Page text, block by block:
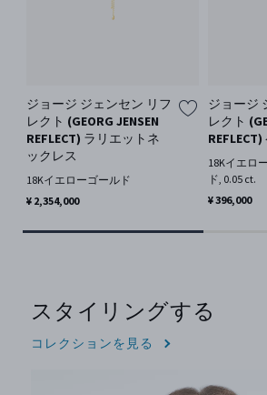
ジョージ ジェンセン リフ
レクト (GEORG JENSEN
REFLECT) ラリエットネ
ックレス
18Kイエローゴールド
¥ 2,354,000
ジョージ
レクト
18Kイエロ
ド, 0.05 ct.
¥ 396,000
スタイリングする
コレクションを見る